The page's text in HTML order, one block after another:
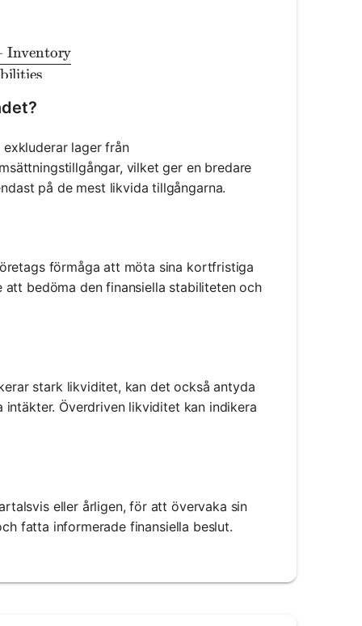
Ratio} = \frac{\text{Current Assets} -
Inventory
lager från
vilket ger en bredare
på de mest likvida tillgångarna.
förmåga att möta sina kortfristiga
bedöma den finansiella stabiliteten och
stark likviditet, kan det också antyda
Överdriven likviditet kan indikera
eller årligen, för att övervaka sin
fatta informerade finansiella beslut.